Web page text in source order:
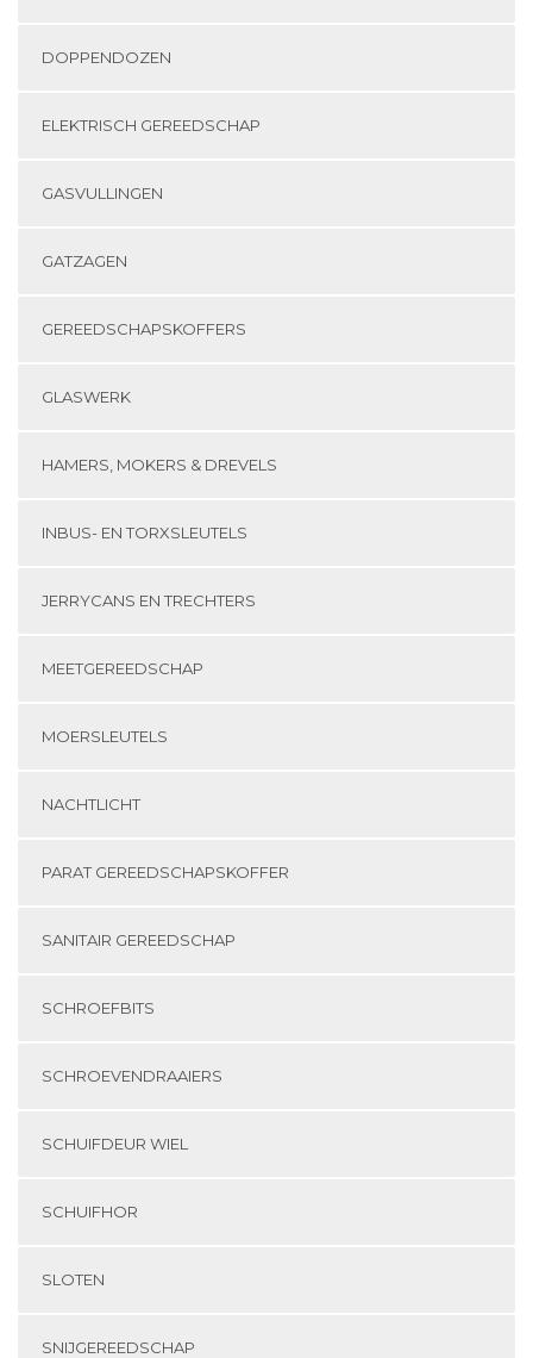
DOPPENDOZEN
ELEKTRISCH GEREEDSCHAP
GASVULLINGEN
GATZAGEN
GEREEDSCHAPSKOFFERS
GLASWERK
HAMERS, MOKERS & DREVELS
INBUS- EN TORXSLEUTELS
JERRYCANS EN TRECHTERS
MEETGEREEDSCHAP
MOERSLEUTELS
NACHTLICHT
PARAT GEREEDSCHAPSKOFFER
SANITAIR GEREEDSCHAP
SCHROEFBITS
SCHROEVENDRAAIERS
SCHUIFDEUR WIEL
SCHUIFHOR
SLOTEN
SNIJGEREEDSCHAP